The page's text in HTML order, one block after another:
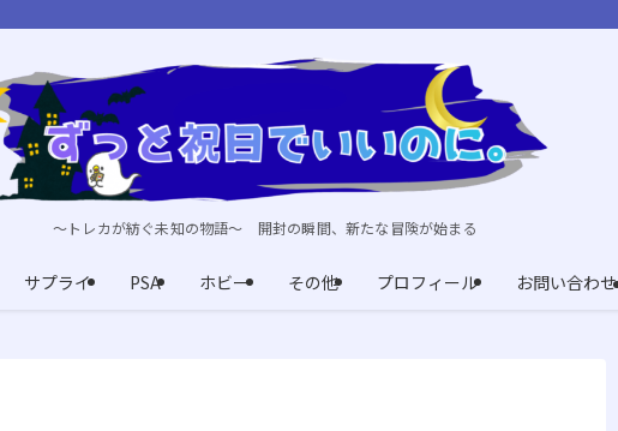
～トレカが紡ぐ未知の物語～ 開封の瞬間、新たな冒険が始まる
サプライ PSA ホビー その他 プロフィール お問い合わせ